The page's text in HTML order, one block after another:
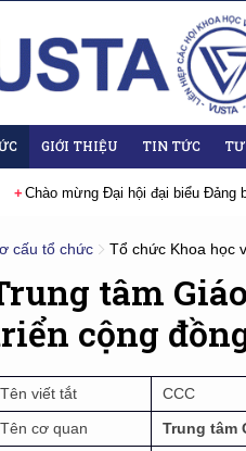
GIỚI THIỆU TIN TỨC
Chào mừng Đại hội đại biểu Đảng
cấu tổ chức Tổ chức Khoa học
tâm
cộng
Tên viết tắt
CCC
Tên cơ quan
Trung tâm